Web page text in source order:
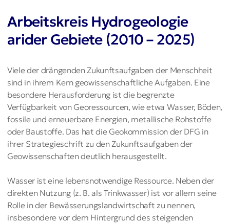
Arbeitskreis Hydrogeologie
arider Gebiete (2010 – 2025)
Viele der drängenden Zukunftsaufgaben der Menschheit
sind in ihrem Kern geowissenschaftliche Aufgaben. Eine
besondere Herausforderung ist die begrenzte
Verfügbarkeit von Georessourcen, wie etwa Wasser, Böden,
fossile und erneuerbare Energien, metallische Rohstoffe
oder Baustoffe. Das hat die Geokommission der DFG in
ihrer Strategieschrift zu den Zukunftsaufgaben der
Geowissenschaften deutlich herausgestellt.
Wasser ist eine lebensnotwendige Ressource. Neben der
direkten Nutzung (z. B. als Trinkwasser) ist vor allem seine
Rolle in der Bewässerungslandwirtschaft zu nennen,
insbesondere vor dem Hintergrund des steigenden